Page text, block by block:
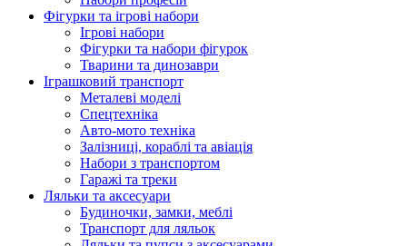
Фігурки та ігрові набори
Ігрові набори
Фігурки та набори фігурок
Тварини та динозаври
Іграшковий транспорт
Металеві моделі
Спецтехніка
Авто-мото техніка
Залізниці, кораблі та авіація
Набори з транспортом
Гаражі та треки
Ляльки та аксесуари
Будиночки, замки, меблі
Транспорт для ляльок